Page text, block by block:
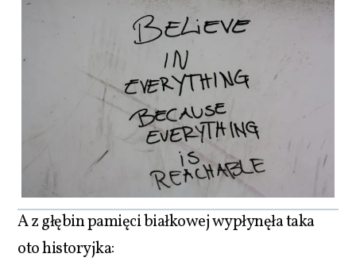
A z głębin pamięci białkowej wypłynęła taka
oto historyjka: